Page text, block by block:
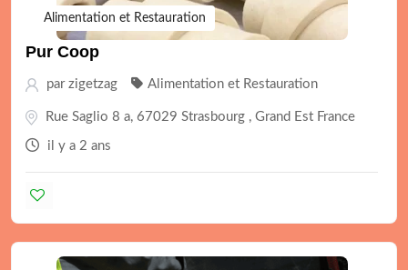
Alimentation et Restauration
Pur Coop
par zigetzag Alimentation et Restauration
Rue Saglio 8 a, 67029 Strasbourg , Grand Est France
il y a 2 ans